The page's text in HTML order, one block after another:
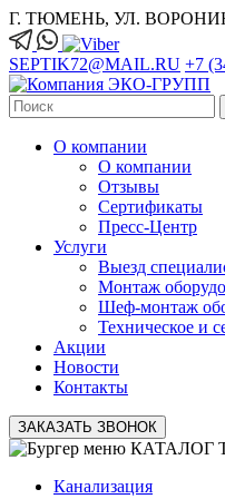
Г. ТЮМЕНЬ, УЛ.
SEPTIK72@MAIL.RU +7
О компании
О компании
Отзывы
Сертификаты
Пресс-Центр
Услуги
Выезд
Монтаж
Шеф-монтаж
Техническое и
Акции
Новости
Контакты
ЗАКАЗАТЬ ЗВОНОК
КАТАЛОГ
Канализация